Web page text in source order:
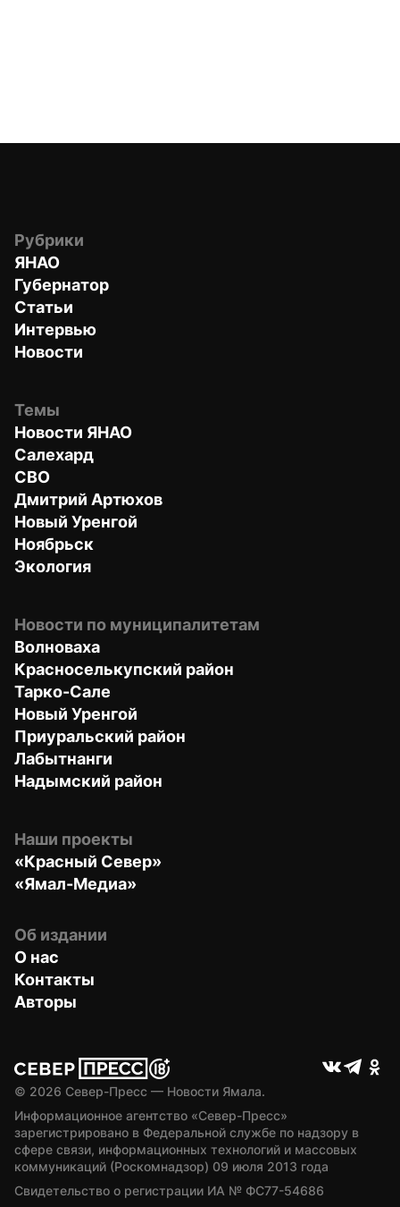
Рубрики
ЯНАО
Губернатор
Статьи
Интервью
Новости
Темы
Новости ЯНАО
Салехард
СВО
Дмитрий Артюхов
Новый Уренгой
Ноябрьск
Экология
Новости по муниципалитетам
Волноваха
Красноселькупский район
Тарко-Сале
Новый Уренгой
Приуральский район
Лабытнанги
Надымский район
Наши проекты
«Красный Север»
«Ямал-Медиа»
Об издании
О нас
Контакты
Авторы
© 2026 Север-Пресс — Новости Ямала.
Информационное агентство «Север-Пресс»
зарегистрировано в Федеральной службе по надзору в
сфере связи, информационных технологий и массовых
коммуникаций (Роскомнадзор) 09 июля 2013 года
Свидетельство о регистрации ИА № ФС77-54686